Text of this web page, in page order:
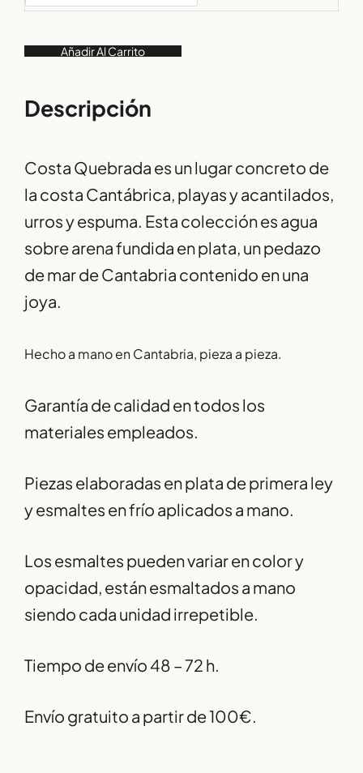
Añadir Al Carrito
Descripción
Costa Quebrada es un lugar concreto de
la costa Cantábrica, playas y acantilados,
urros y espuma. Esta colección es agua
sobre arena fundida en plata, un pedazo
de mar de Cantabria contenido en una
joya.
Hecho a mano en Cantabria, pieza a pieza.
Garantía de calidad en todos los
materiales empleados.
Piezas elaboradas en plata de primera ley
y esmaltes en frío aplicados a mano.
Los esmaltes pueden variar en color y
opacidad, están esmaltados a mano
siendo cada unidad irrepetible.
Tiempo de envío 48 – 72 h.
Envío gratuito a partir de 100€.